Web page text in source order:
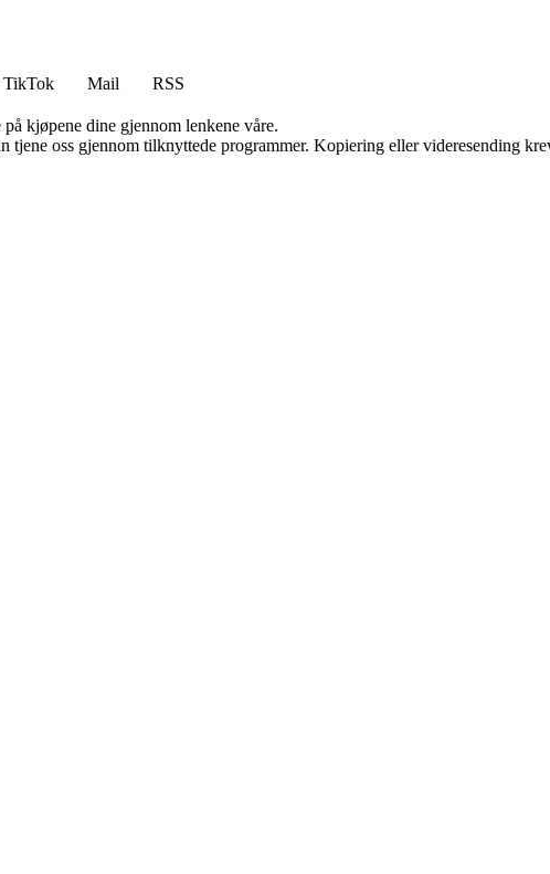
TikTok Mail
RSS
kjøpene dine gjennom lenkene våre.
oss gjennom tilknyttede programmer. Kopiering eller videresending